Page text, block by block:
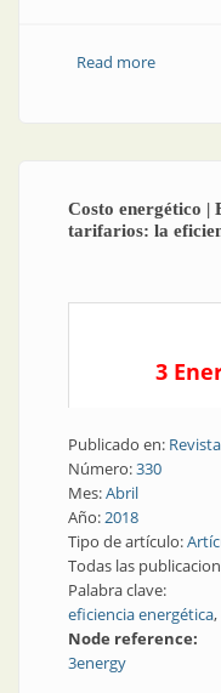
Read moreabout
Costo energético |
tarifarios: la
3
Publicado en:
Número:330
Mes:Abril
Año:2018
Tipo de artículo:
Todas las
Palabra clave:
eficiencia energética
Node reference:
3energy